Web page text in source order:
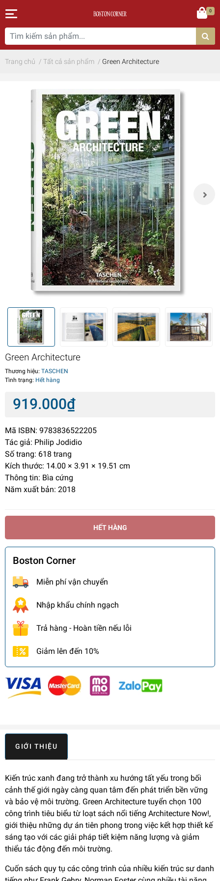
0
Trang chủ / Tất cả sản phẩm / Green Architecture
Green Architecture
Thương hiệu: TASCHEN
Tình trạng: Hết hàng
919.000₫
Mã ISBN: 9783836522205
Tác giả: Philip Jodidio
Số trang: 618 trang
Kích thước: 14.00 × 3.91 × 19.51 cm
Thông tin: Bìa cứng
Năm xuất bản: 2018
HẾT HÀNG
Boston Corner
Miễn phí vận chuyển
Nhập khẩu chính ngạch
Trả hàng - Hoàn tiền nếu lỗi
Giảm lên đến 10%
GIỚI THIỆU
Kiến trúc xanh đang trở thành xu hướng tất yếu trong bối
cảnh thế giới ngày càng quan tâm đến phát triển bền vững
và bảo vệ môi trường. Green Architecture tuyển chọn 100
công trình tiêu biểu từ loạt sách nổi tiếng Architecture Now!,
giới thiệu những dự án tiên phong trong việc kết hợp thiết kế
sáng tạo với các giải pháp tiết kiệm năng lượng và giảm
thiểu tác động đến môi trường.
Cuốn sách quy tụ các công trình của nhiều kiến trúc sư danh